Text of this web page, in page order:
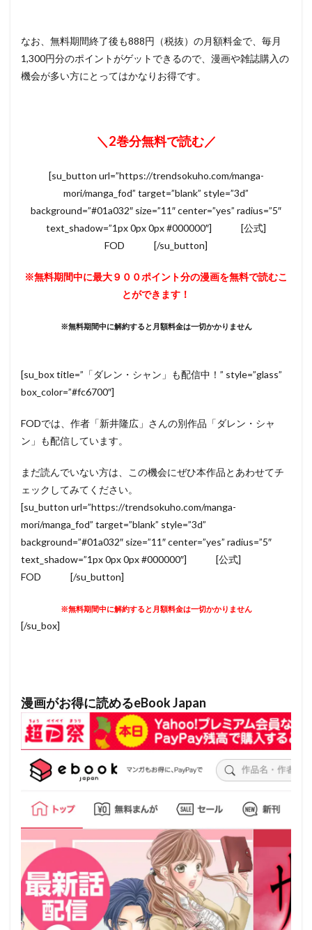
なお、無料期間終了後も888円（税抜）の月額料金で、毎月
1,300円分のポイントがゲットできるので、漫画や雑誌購入の
機会が多い方にとってはかなりお得です。
＼2巻分無料で読む／
[su_button url=”https://trendsokuho.com/manga-
mori/manga_fod” target=”blank” style=”3d”
background=”#01a032″ size=”11″ center=”yes” radius=”5″
text_shadow=”1px 0px 0px #000000″] [公式]
FOD [/su_button]
※無料期間中に最大９００ポイント分の漫画を無料で読むこ
とができます！
※無料期間中に解約すると月額料金は一切かかりません
[su_box title=”「ダレン・シャン」も配信中！” style=”glass”
box_color=”#fc6700″]
FODでは、作者「新井隆広」さんの別作品「ダレン・シャ
ン」も配信しています。
まだ読んでいない方は、この機会にぜひ本作品とあわせてチ
ェックしてみてください。
[su_button url=”https://trendsokuho.com/manga-
mori/manga_fod” target=”blank” style=”3d”
background=”#01a032″ size=”11″ center=”yes” radius=”5″
text_shadow=”1px 0px 0px #000000″] [公式]
FOD [/su_button]
※無料期間中に解約すると月額料金は一切かかりません
[/su_box]
漫画がお得に読めるeBook Japan